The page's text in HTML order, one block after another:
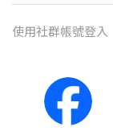
使⽤社群帳號登入